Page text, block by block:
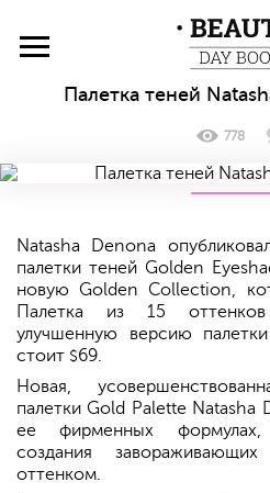
Палетка теней
778
Natasha Denona
палетки теней Golden
новую Golden Collection,
Палетка из 15 оттенков
улучшенную версию
стоит $69.
Новая,
палетки Gold Palette Natasha
ее фирменных формулах,
создания
оттенком.